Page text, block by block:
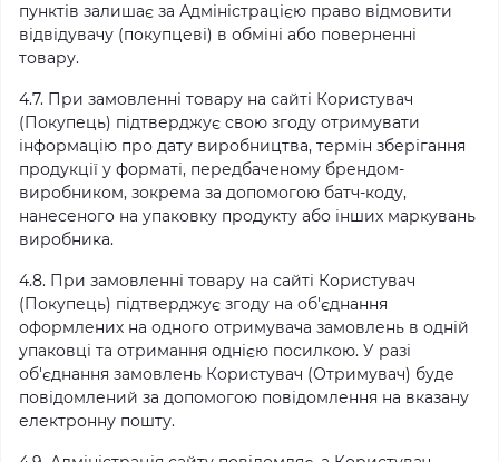
пунктів залишає за Адміністрацією право відмовити
відвідувачу (покупцеві) в обміні або поверненні
товару.
4.7. При замовленні товару на сайті Користувач
(Покупець) підтверджує свою згоду отримувати
інформацію про дату виробництва, термін зберігання
продукції у форматі, передбаченому брендом-
виробником, зокрема за допомогою батч-коду,
нанесеного на упаковку продукту або інших маркувань
виробника.
4.8. При замовленні товару на сайті Користувач
(Покупець) підтверджує згоду на об'єднання
оформлених на одного отримувача замовлень в одній
упаковці та отримання однією посилкою. У разі
об'єднання замовлень Користувач (Отримувач) буде
повідомлений за допомогою повідомлення на вказану
електронну пошту.